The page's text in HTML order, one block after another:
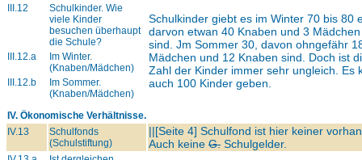
III.12
Schulkinder. Wie
viele Kinder
besuchen überhaupt
die Schule?
Schulkinder giebt es im Winter 70 bis 80
darvon etwan 40 Knaben und 3 Mädchen
sind. Jm Sommer 30, davon ohngefähr
Mädchen und 12 Knaben sind. Doch ist
Zahl der Kinder immer sehr ungleich. Es
auch 100 Kinder geben.
III.12.a
Im Winter.
(Knaben/Mädchen)
III.12.b
Im Sommer.
(Knaben/Mädchen)
IV. Ökonomische Verhältnisse.
IV.13
Schulfonds
(Schulstiftung)
||[Seite 4] Schulfond ist hier keiner
Auch keine G. Schulgelder.